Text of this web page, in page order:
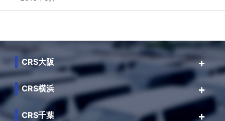
CRS大阪
CRS横浜
CRS千葉